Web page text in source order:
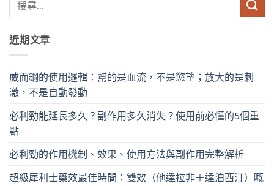
近期文章
威而鋼的使用邏輯：幫的是血流，不是慾望；放大的是刺
激，不是自動發動
必利勁能延長多久？副作用多久消失？使用前必懂的5個重
點
必利勁的作用機制、效果、使用方法與副作用完整解析
超級犀利士藥效最佳時間：雙效（他達拉非＋達泊西汀）嘅